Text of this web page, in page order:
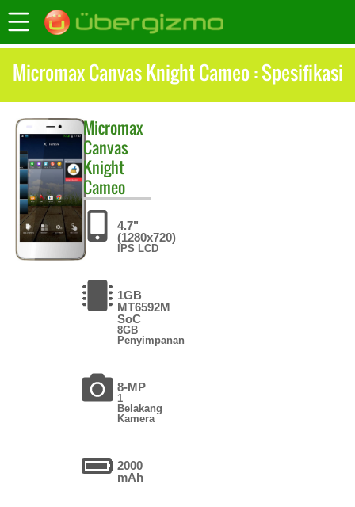
Micromax Canvas Knight Cameo : Spesifikasi
Micromax
Canvas
Knight
Cameo
4.7"
(1280x720)
IPS LCD
1GB
MT6592M
SoC
8GB
Penyimpanan
8-MP
1
Belakang
Kamera
2000
mAh